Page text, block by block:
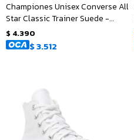
Championes Unisex Converse All
Star Classic Trainer Suede -
Negro
$ 4.390
$3.512